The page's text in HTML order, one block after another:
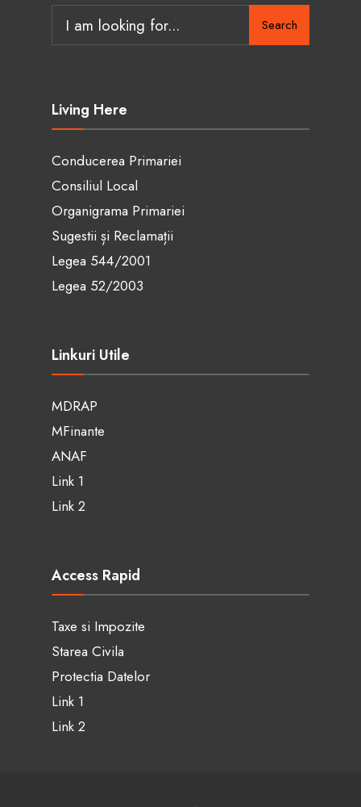
for:
Search
Living Here
Conducerea Primariei
Consiliul Local
Organigrama Primariei
Sugestii și Reclamații
Legea 544/2001
Legea 52/2003
Linkuri Utile
MDRAP
MFinante
ANAF
Link 1
Link 2
Access Rapid
Taxe si Impozite
Starea Civila
Protectia Datelor
Link 1
Link 2